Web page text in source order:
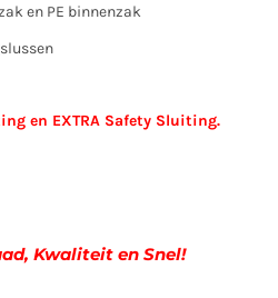
en PE binnenzak
en EXTRA Safety Sluiting.
Kwaliteit en Snel!